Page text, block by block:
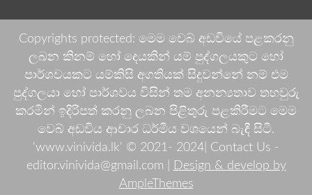
Copyrights protected: මෙම වෙබ් අඩවියේ පළකරනු
ලබන කිනම් හෝ දෙයකින් යම් පුද්ගලයකුට හෝ
පාර්ශවයකට යම්කිසි අගතියක් සිදුවන්නේ නම් එම
පුද්ගලයා හෝ පාර්ශවය විසින් තම අනන්‍යතාව තහවුරු
කරමින් ඉදිරිපත් කරනු ලබන පිළිතුරු පළකිරීමට මෙම
වෙබ් අඩවිය ආචාර ධර්මීය වශයෙන් බැඳී සිටී.
'www.vinivida.lk' © 2021- 2024| Contact Us -
editor.vinivida@gmail.com |
Design & develop by
AmpleThemes